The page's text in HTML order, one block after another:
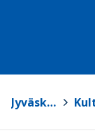
Jyväskylä